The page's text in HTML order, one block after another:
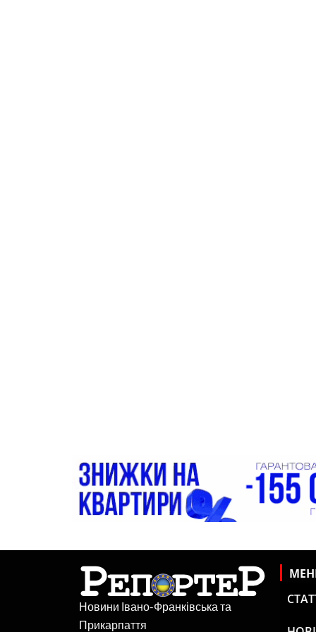
Новини Івано-Франківська та
Прикарпаття